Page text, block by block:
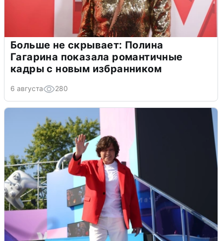
Больше не скрывает: Полина
Гагарина показала романтичные
кадры с новым избранником
6 августа 280